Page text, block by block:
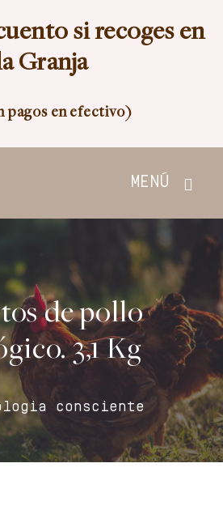
si recoges en
Granja
pagos en efectivo)
MENÚ
de pollo
3,1 Kg
consciente